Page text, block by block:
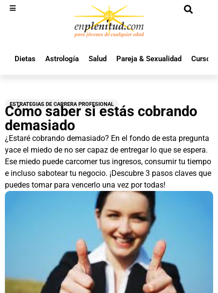
Dietas Astrología Salud Pareja & Sexualidad Cursos
ESTRATEGIAS DE CARRERA PROFESIONAL
Cómo saber si estás cobrando
demasiado
¿Estaré cobrando demasiado? En el fondo de esta pregunta
yace el miedo de no ser capaz de entregar lo que se espera.
Ese miedo puede carcomer tus ingresos, consumir tu tiempo
e incluso sabotear tu negocio. ¡Descubre 3 pasos claves que
puedes tomar para vencerlo una vez por todas!